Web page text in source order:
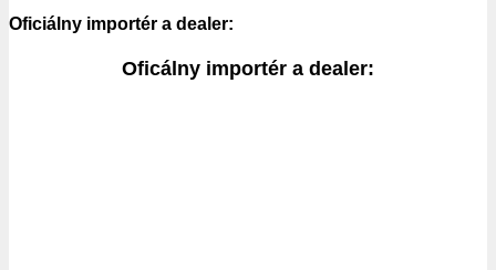
Oficiálny importér a dealer:
Oficálny importér a dealer: